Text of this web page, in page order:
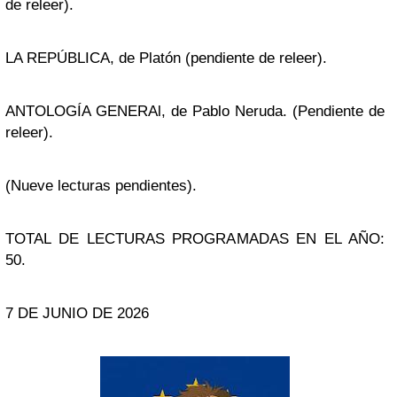
de releer).
LA REPÚBLICA, de Platón (pendiente de releer).
ANTOLOGÍA GENERAl, de Pablo Neruda. (Pendiente de
releer).
(Nueve lecturas pendientes).
TOTAL DE LECTURAS PROGRAMADAS EN EL AÑO:
50.
7 DE JUNIO DE 2026